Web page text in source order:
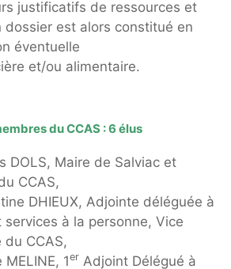
justificatifs de ressources et
dossier est alors constitué en
éventuelle
et/ou alimentaire.
du CCAS : 6 élus
DOLS, Maire de Salviac et
CCAS,
DHIEUX, Adjointe déléguée à
services à la personne, Vice
du CCAS,
1er Adjoint Délégué à